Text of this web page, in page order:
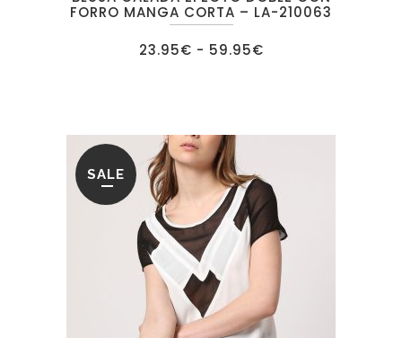
FORRO MANGA CORTA – LA-210063
23.95€ - 59.95€Rango
SALE